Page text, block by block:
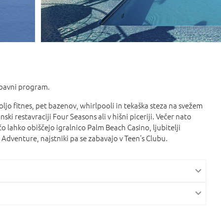
program.
fitnes, pet bazenov, whirlpooli in tekaška steza na svežem
restavraciji Four Seasons ali v hišni piceriji. Večer nato
lahko obiščejo igralnico Palm Beach Casino, ljubitelji
najstniki pa se zabavajo v Teen’s Clubu.